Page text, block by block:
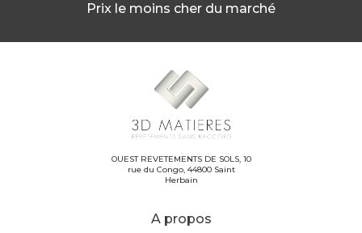
Prix le moins cher du marché
OUEST REVETEMENTS DE SOLS, 10
rue du Congo, 44800 Saint
Herbain
A propos